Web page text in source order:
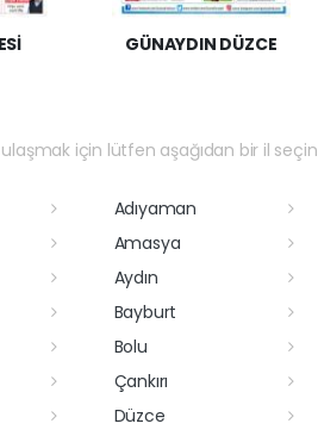
GÜNAYDIN DÜZCE
için lütfen aşağıdan bir il seçin
Adıyaman
Amasya
Aydın
Bayburt
Bolu
Çankırı
Düzce